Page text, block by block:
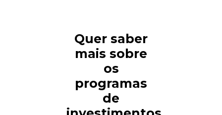
Quer saber
mais sobre
os
programas
de